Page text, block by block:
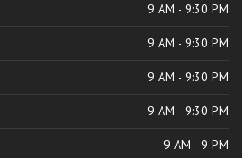
9 AM - 9:30 PM
9 AM - 9:30 PM
9 AM - 9:30 PM
9 AM - 9:30 PM
9 AM - 9 PM